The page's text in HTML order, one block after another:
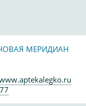
МЕРИДИАН